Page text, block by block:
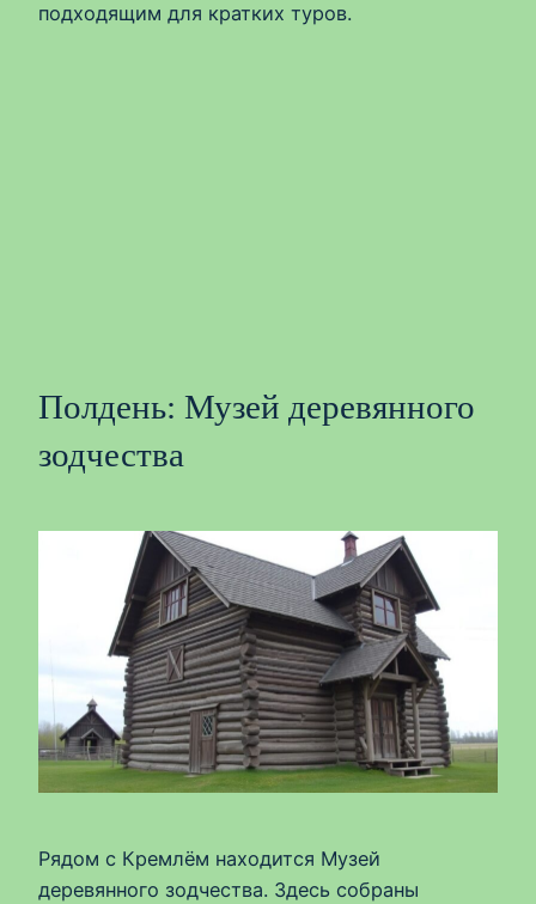
подходящим для кратких туров.
Полдень: Музей деревянного
зодчества
Рядом с Кремлём находится Музей
деревянного зодчества. Здесь собраны